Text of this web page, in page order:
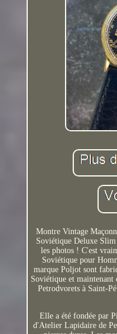
Montre Vintage
Soviétique Deluxe
les photos ! C'est
Soviétique pour
marque Poljot sont
Soviétique et
Petrodvorets à Saint-
Elle a été fondée par
d'Atelier Lapidaire de